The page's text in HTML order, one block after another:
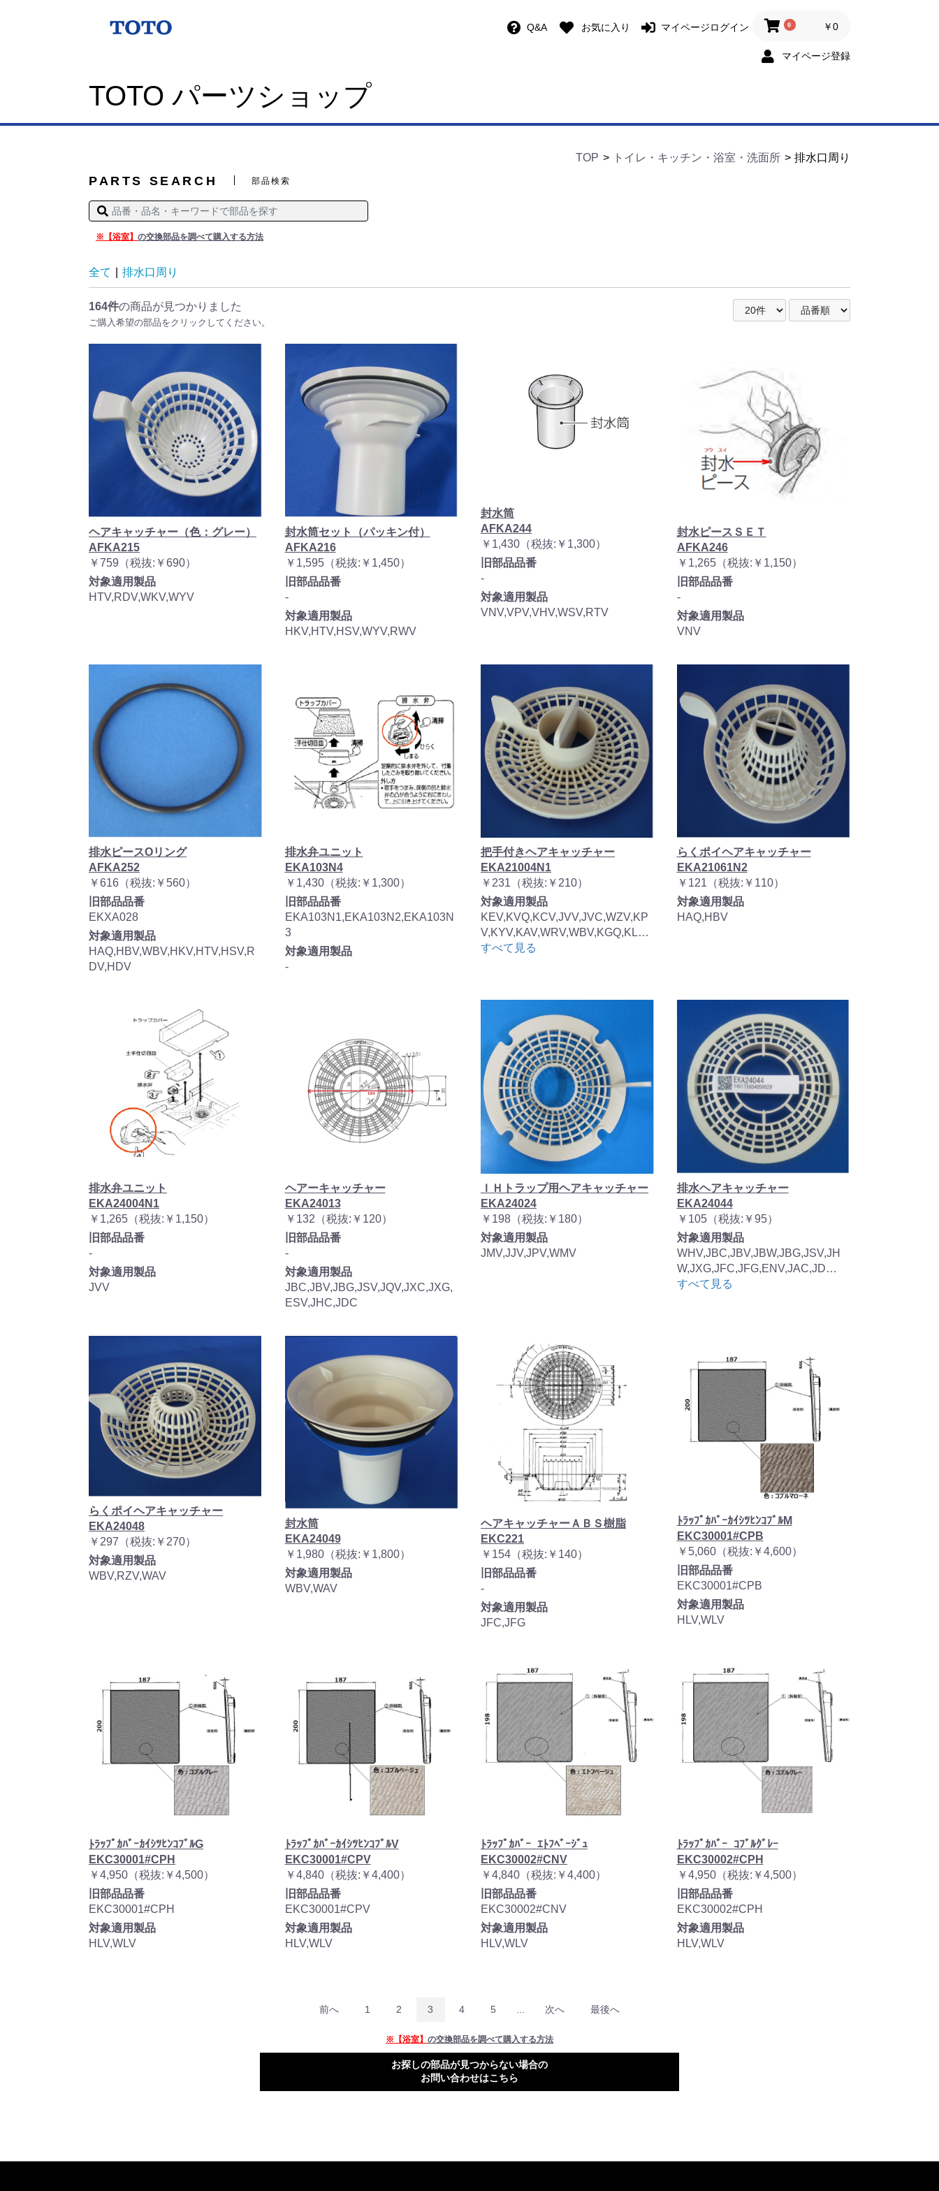
Q&A お気に入り マイページログイン 0 ￥0
マイページ登録
TOTO パーツショップ
TOP トイレ・キッチン・浴室・洗面所 排水口周り
PARTS SEARCH 部品検索
※【浴室】 の交換部品を調べて購入する方法
全て 排水口周り
164件の商品が見つかりました
ご購入希望の部品をクリックしてください。
ヘアキャッチャー（色：グレー）
AFKA215
￥759（税抜:￥690）
対象適用製品
HTV,RDV,WKV,WYV
封水筒セット（パッキン付）
AFKA216
￥1,595（税抜:￥1,450）
旧部品品番
-
対象適用製品
HKV,HTV,HSV,WYV,RWV
封水筒
AFKA244
￥1,430（税抜:￥1,300）
旧部品品番
-
対象適用製品
VNV,VPV,VHV,WSV,RTV
封水ピースＳＥＴ
AFKA246
￥1,265（税抜:￥1,150）
旧部品品番
-
対象適用製品
VNV
排水ピースOリング
AFKA252
￥616（税抜:￥560）
旧部品品番
EKXA028
対象適用製品
HAQ,HBV,WBV,HKV,HTV,HSV,R
DV,HDV
排水弁ユニット
EKA103N4
￥1,430（税抜:￥1,300）
旧部品品番
EKA103N1,EKA103N2,EKA103N
3
対象適用製品
-
把手付きヘアキャッチャー
EKA21004N1
￥231（税抜:￥210）
対象適用製品
KEV,KVQ,KCV,JVV,JVC,WZV,KP
V,KYV,KAV,WRV,WBV,KGQ,KL…
すべて見る
らくポイヘアキャッチャー
EKA21061N2
￥121（税抜:￥110）
対象適用製品
HAQ,HBV
排水弁ユニット
EKA24004N1
￥1,265（税抜:￥1,150）
旧部品品番
-
対象適用製品
JVV
ヘアーキャッチャー
EKA24013
￥132（税抜:￥120）
旧部品品番
-
対象適用製品
JBC,JBV,JBG,JSV,JQV,JXC,JXG,
ESV,JHC,JDC
ＩＨトラップ用ヘアキャッチャー
EKA24024
￥198（税抜:￥180）
対象適用製品
JMV,JJV,JPV,WMV
排水ヘアキャッチャー
EKA24044
￥105（税抜:￥95）
対象適用製品
WHV,JBC,JBV,JBW,JBG,JSV,JH
W,JXG,JFC,JFG,ENV,JAC,JD…
すべて見る
らくポイヘアキャッチャー
EKA24048
￥297（税抜:￥270）
対象適用製品
WBV,RZV,WAV
封水筒
EKA24049
￥1,980（税抜:￥1,800）
対象適用製品
WBV,WAV
ヘアキャッチャーＡＢＳ樹脂
EKC221
￥154（税抜:￥140）
旧部品品番
-
対象適用製品
JFC,JFG
ﾄﾗｯﾌﾟｶﾊﾞｰｶｲｼﾂﾋﾝｺﾌﾞﾙM
EKC30001#CPB
￥5,060（税抜:￥4,600）
旧部品品番
EKC30001#CPB
対象適用製品
HLV,WLV
ﾄﾗｯﾌﾟｶﾊﾞｰｶｲｼﾂﾋﾝｺﾌﾞﾙG
EKC30001#CPH
￥4,950（税抜:￥4,500）
旧部品品番
EKC30001#CPH
対象適用製品
HLV,WLV
ﾄﾗｯﾌﾟｶﾊﾞｰｶｲｼﾂﾋﾝｺﾌﾞﾙV
EKC30001#CPV
￥4,840（税抜:￥4,400）
旧部品品番
EKC30001#CPV
対象適用製品
HLV,WLV
ﾄﾗｯﾌﾟｶﾊﾞｰ_ｴﾄﾌﾍﾞｰｼﾞｭ
EKC30002#CNV
￥4,840（税抜:￥4,400）
旧部品品番
EKC30002#CNV
対象適用製品
HLV,WLV
ﾄﾗｯﾌﾟｶﾊﾞｰ_ｺﾌﾞﾙｸﾞﾚｰ
EKC30002#CPH
￥4,950（税抜:￥4,500）
旧部品品番
EKC30002#CPH
対象適用製品
HLV,WLV
前へ 1 2 3 4 5 次へ 最後へ
※【浴室】 の交換部品を調べて購入する方法
お探しの部品が見つからない場合の
お問い合わせはこちら